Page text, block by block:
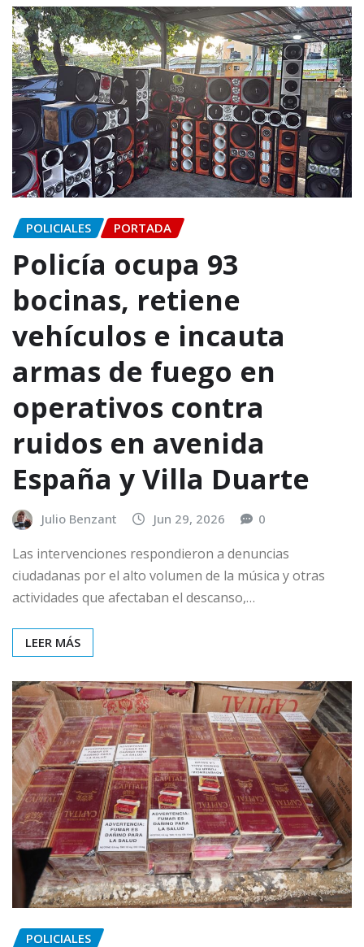
POLICIALES PORTADA
Policía ocupa 93
bocinas, retiene
vehículos e incauta
armas de fuego en
operativos contra
ruidos en avenida
España y Villa Duarte
Julio Benzant Jun 29, 2026 0
Las intervenciones respondieron a denuncias
ciudadanas por el alto volumen de la música y otras
actividades que afectaban el descanso,…
LEER MÁS
POLICIALES